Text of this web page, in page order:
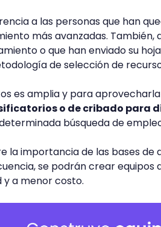
a las personas que han
más avanzadas. También,
o que han enviado su
de selección de
es amplia y para
o de cribado para
búsqueda de
la importancia de las bases de
se podrán crear equipos
a menor costo.